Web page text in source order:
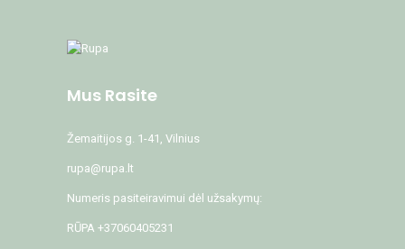
Mus Rasite
Žemaitijos g. 1-41, Vilnius
rupa@rupa.lt
Numeris pasiteiravimui dėl užsakymų:
RŪPA +37060405231